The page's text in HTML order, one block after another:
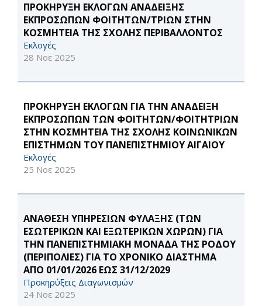
ΠΡΟΚΗΡΥΞΗ ΕΚΛΟΓΩΝ ΑΝΑΔΕΙΞΗΣ
ΕΚΠΡΟΣΩΠΩΝ ΦΟΙΤΗΤΩΝ/ΤΡΙΩΝ ΣΤΗΝ
ΚΟΣΜΗΤΕΙΑ ΤΗΣ ΣΧΟΛΗΣ ΠΕΡΙΒΑΛΛΟΝΤΟΣ
Εκλογές
28 Νοε 2025
ΠΡΟΚΗΡΥΞΗ ΕΚΛΟΓΩΝ ΓΙΑ ΤΗΝ ΑΝΑΔΕΙΞΗ
ΕΚΠΡΟΣΩΠΩΝ ΤΩΝ ΦΟΙΤΗΤΩΝ/ΦΟΙΤΗΤΡΙΩΝ
ΣΤΗΝ ΚΟΣΜΗΤΕΙΑ ΤΗΣ ΣΧΟΛΗΣ ΚΟΙΝΩΝΙΚΩΝ
ΕΠΙΣΤΗΜΩΝ ΤΟΥ ΠΑΝΕΠΙΣΤΗΜΙΟΥ ΑΙΓΑΙΟΥ
Εκλογές
25 Νοε 2025
ΑΝΑΘΕΣΗ ΥΠΗΡΕΣΙΩΝ ΦΥΛΑΞΗΣ (ΤΩΝ
ΕΣΩΤΕΡΙΚΩΝ ΚΑΙ ΕΞΩΤΕΡΙΚΩΝ ΧΩΡΩΝ) ΓΙΑ
ΤΗΝ ΠΑΝΕΠΙΣΤΗΜΙΑΚΗ ΜΟΝΑΔΑ ΤΗΣ ΡΟΔΟΥ
(ΠΕΡΙΠΟΛΙΕΣ) ΓΙΑ ΤΟ ΧΡΟΝΙΚΟ ΔΙΑΣΤΗΜΑ
ΑΠΟ 01/01/2026 ΕΩΣ 31/12/2029
Προκηρύξεις Διαγωνισμών
24 Νοε 2025